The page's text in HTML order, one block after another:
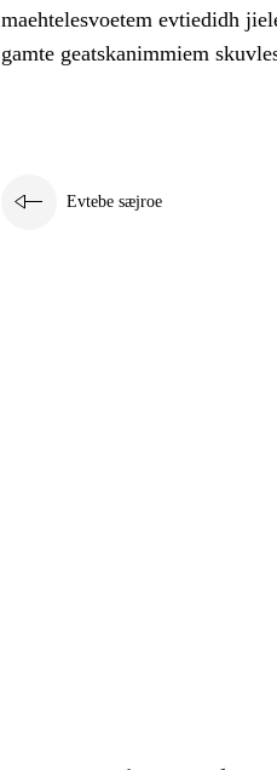
maehtelesvoetem evtiedidh
gamte geatskanimmiem
Evtebe sæjroe